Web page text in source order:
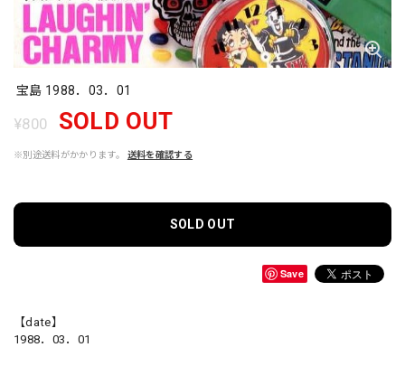
宝島 1988．03．01
¥800 SOLD OUT
※別途送料がかかります。 送料を確認する
SOLD OUT
Save
【date】
1988．03．01